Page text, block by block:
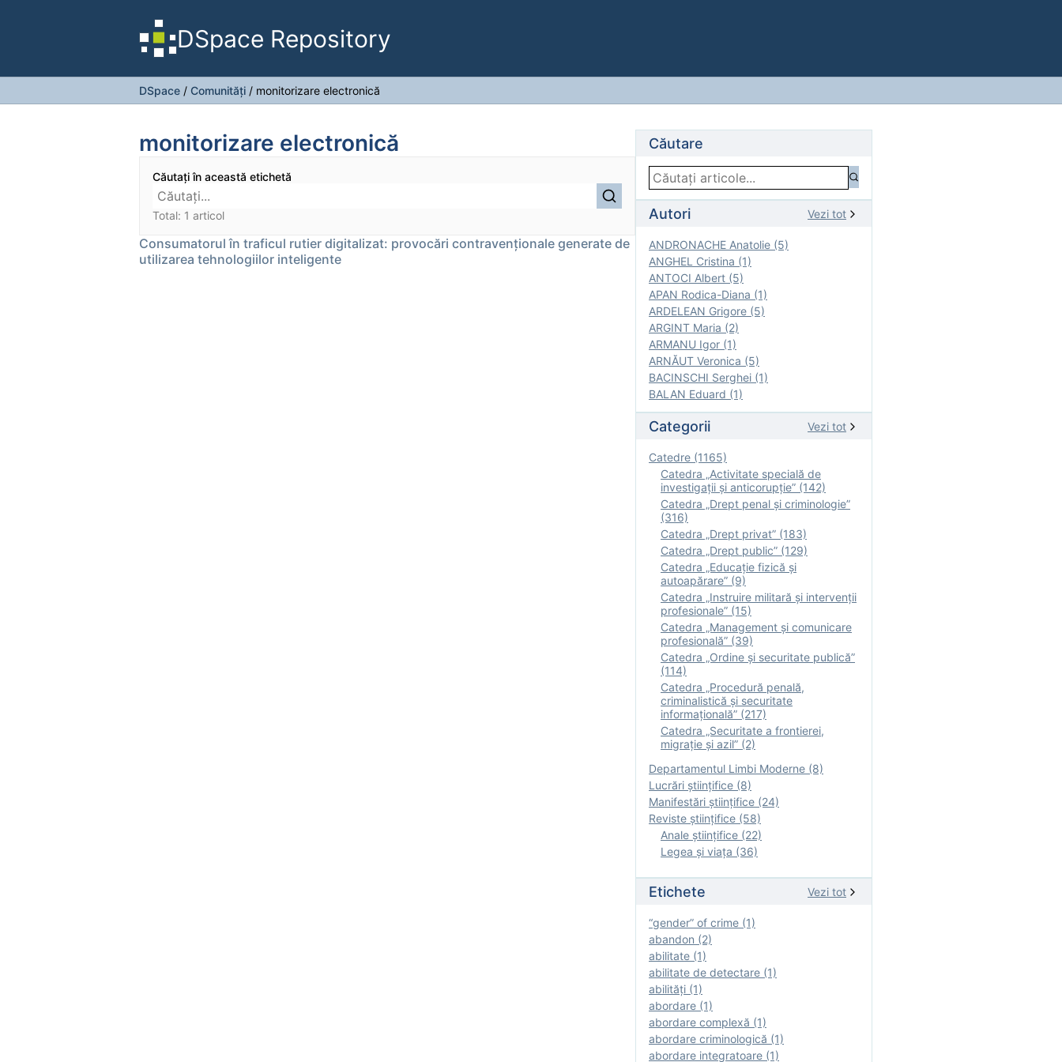
DSpace Repository
DSpace / Comunități / monitorizare electronică
monitorizare electronică
Căutați în această etichetă
Total: 1 articol
Consumatorul în traficul rutier digitalizat: provocări contravenționale generate de
utilizarea tehnologiilor inteligente
Căutare
Autori Vezi tot
ANDRONACHE Anatolie (5)
ANGHEL Cristina (1)
ANTOCI Albert (5)
APAN Rodica-Diana (1)
ARDELEAN Grigore (5)
ARGINT Maria (2)
ARMANU Igor (1)
ARNĂUT Veronica (5)
BACINSCHI Serghei (1)
BALAN Eduard (1)
Categorii Vezi tot
Catedre (1165)
Catedra „Activitate specială de
investigaţii şi anticorupție” (142)
Catedra „Drept penal și criminologie”
(316)
Catedra „Drept privat” (183)
Catedra „Drept public” (129)
Catedra „Educație fizică şi
autoapărare” (9)
Catedra „Instruire militară şi intervenţii
profesionale” (15)
Catedra „Management și comunicare
profesională” (39)
Catedra „Ordine și securitate publică”
(114)
Catedra „Procedură penală,
criminalistică și securitate
informațională” (217)
Catedra „Securitate a frontierei,
migrație și azil” (2)
Departamentul Limbi Moderne (8)
Lucrări științifice (8)
Manifestări ştiinţifice (24)
Reviste ştiinţifice (58)
Anale ştiinţifice (22)
Legea şi viaţa (36)
Etichete Vezi tot
“gender” of crime (1)
abandon (2)
abilitate (1)
abilitate de detectare (1)
abilităţi (1)
abordare (1)
abordare complexă (1)
abordare criminologică (1)
abordare integratoare (1)